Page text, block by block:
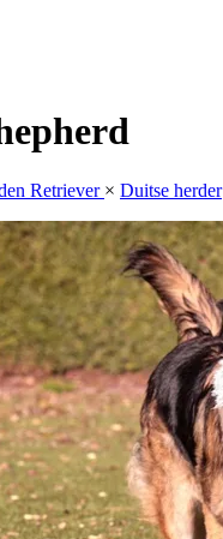
Retriever × Duitse herder